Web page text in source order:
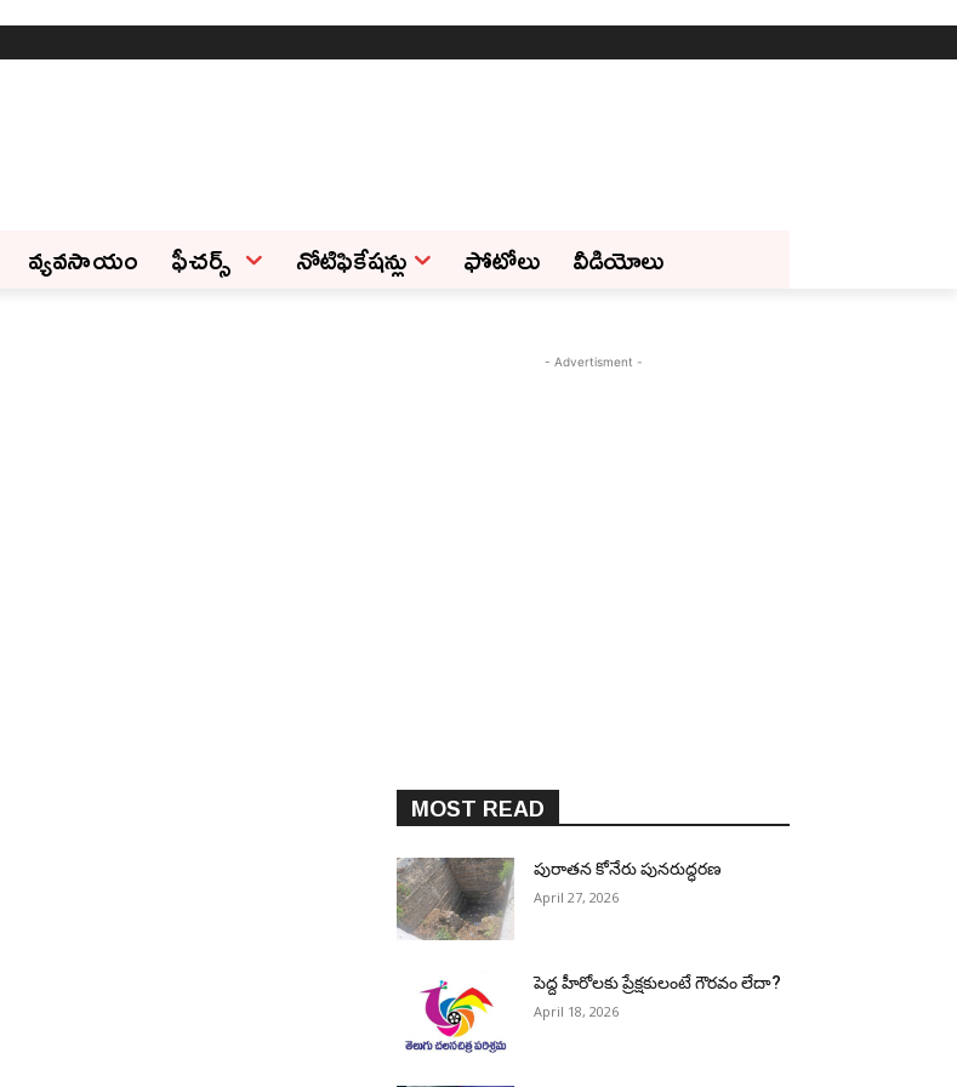
వ్యవసాయం ఫీచ‌ర్స్ ‌ నోటిఫికేషన్లు ఫోటోలు వీడియోలు
- Advertisment -
MOST READ
పురాత‌న కోనేరు పున‌రుద్ధ‌ర‌ణ
April 27, 2026
పెద్ద హీరోల‌కు ప్రేక్ష‌కులంటే గౌర‌వం లేదా?
April 18, 2026